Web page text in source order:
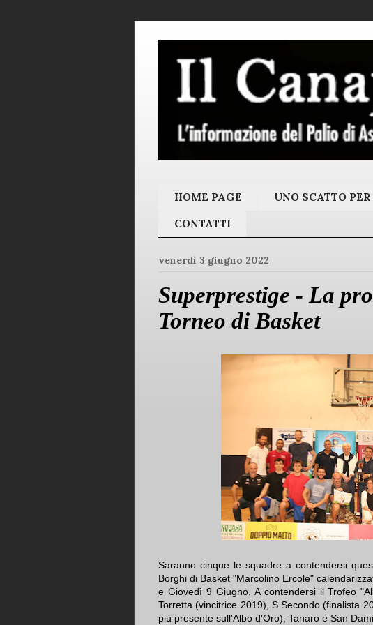
HOME PAGE UNO SCATTO
CONTATTI
venerdì 3 giugno 2022
Superprestige - La
Torneo di Basket
Saranno cinque le squadre a contendersi
Borghi di Basket "Marcolino Ercole"
e Giovedì 9 Giugno. A contendersi il Trofeo
Torretta (vincitrice 2019), S.Secondo (finalista
più presente sull'Albo d'Oro), Tanaro e San